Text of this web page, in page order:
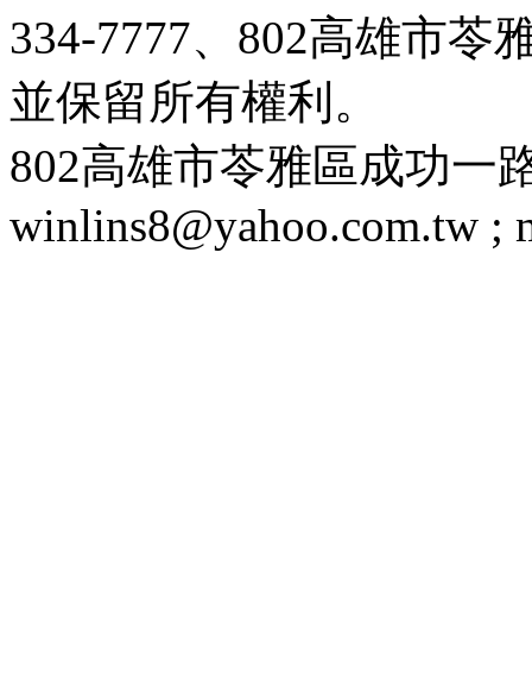
334-7777、802高雄市苓
並保留所有權利。
802高雄市苓雅區成功一
winlins8@yahoo.com.tw ;